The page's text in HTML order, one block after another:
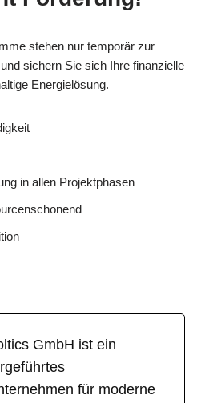
stehen nur temporär zur
sichern Sie sich Ihre finanzielle
Energielösung.
in allen Projektphasen
GmbH ist ein
für moderne